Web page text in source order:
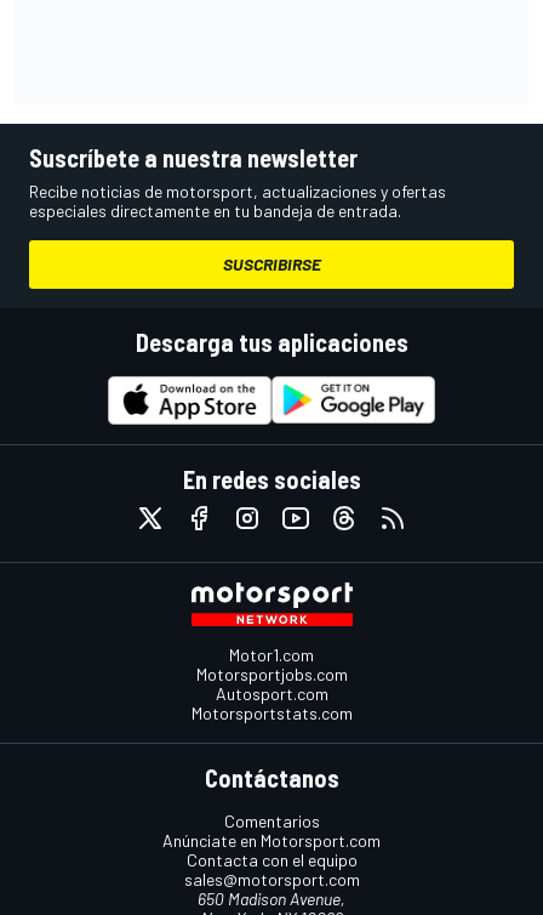
Suscríbete a nuestra newsletter
Recibe noticias de motorsport, actualizaciones y ofertas
especiales directamente en tu bandeja de entrada.
SUSCRIBIRSE
Descarga tus aplicaciones
En redes sociales
Motor1.com
Motorsportjobs.com
Autosport.com
Motorsportstats.com
Contáctanos
Comentarios
Anúnciate en Motorsport.com
Contacta con el equipo
sales@motorsport.com
650 Madison Avenue,